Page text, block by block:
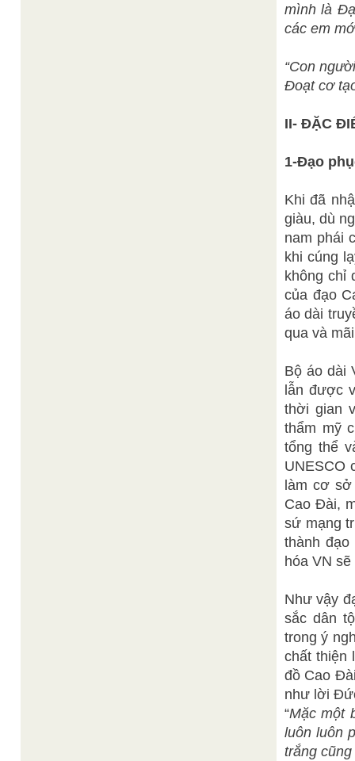
mình là
các em
“Con
Đoạt cơ
II- ĐẶC
1-Đạo
Khi đã
giàu, dù
nam phái
khi cúng
không chỉ
của đạo
áo dài
qua và
Bộ áo dài
lẫn được
thời gian
thẩm mỹ
tổng thể
UNESCO
làm cơ
Cao Đài,
sứ mạng
thành
hóa VN
Như vậy
sắc dân
trong ý
chất thiện
đồ Cao
như lời
“Mặc một
luôn luôn
trắng